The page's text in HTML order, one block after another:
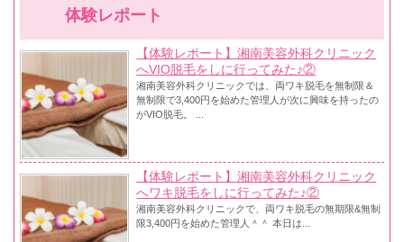
体験レポート
【体験レポート】湘南美容外科クリニック
へVIO脱毛をしに行ってみた♪②
湘南美容外科クリニックでは、両ワキ脱毛を無制限＆
無制限で3,400円を始めた管理人が次に興味を持ったの
がVIO脱毛。 ...
【体験レポート】湘南美容外科クリニック
へワキ脱毛をしに行ってみた♪②
湘南美容外科クリニックで、両ワキ脱毛の無期限&無制
限3,400円を始めた管理人＾＾ 本日は...